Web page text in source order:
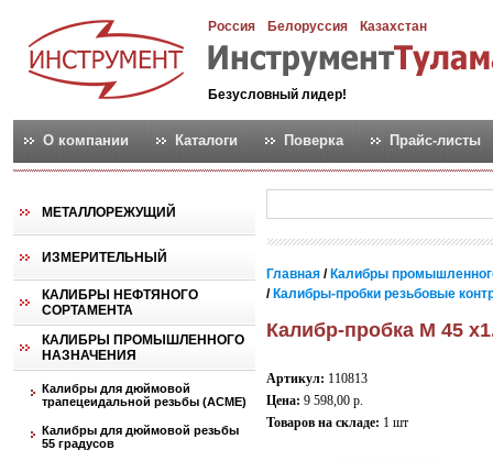
Россия Белоруссия Казахстан
Безусловный лидер!
О компании Каталоги Поверка Прайс-листы
МЕТАЛЛОРЕЖУЩИЙ
ИЗМЕРИТЕЛЬНЫЙ
КАЛИБРЫ НЕФТЯНОГО
СОРТАМЕНТА
КАЛИБРЫ ПРОМЫШЛЕННОГО
НАЗНАЧЕНИЯ
Калибры для дюймовой
трапецеидальной резьбы (АСМЕ)
Калибры для дюймовой резьбы
55 градусов
Главная / Калибры
/ Калибры-пробки резьбовые
Калибр-пробка М 45
Артикул: 110813
Цена: 9 598,00 р.
Товаров на складе: 1 шт